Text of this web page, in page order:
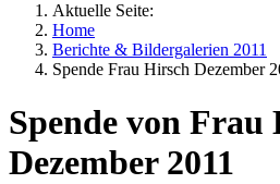
Aktuelle Seite:
Home
Berichte & Bildergalerien 2011
Spende Frau Hirsch Dezember
Spende von
Dezember 2011